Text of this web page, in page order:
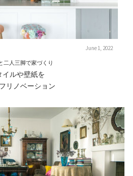
June 1, 2022
二人三脚で家づくり
イルや壁紙を
リノベーション